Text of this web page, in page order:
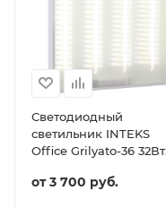
Светодиодный
светильник INTEKS
Office Grilyato-36 32Вт
от3 700 руб.